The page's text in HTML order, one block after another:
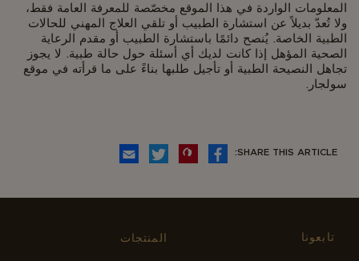
المعلومات الواردة في هذا الموقع مخصّصة للمعرفة العامة فقط،
ولا تُعدّ بديلاً عن استشارة الطبيب أو تلقي العلاج المهني للحالات
الطبية الخاصة. يُنصح دائمًا باستشارة الطبيب أو مقدم الرعاية
الصحية المؤهل إذا كانت لديك أي أسئلة حول حالة طبية. لا يجوز
تجاهل النصيحة الطبية أو تأجيل طلبها بناءً على ما قرأته في موقع
سولجار.
SHARE THIS ARTICLE:
تابعونا المنتجات